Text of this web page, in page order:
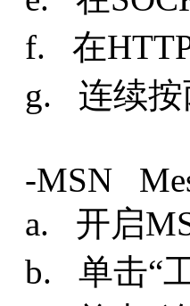
f. 在
g. 连续按
-MSN
a. 开启
b. 单击“